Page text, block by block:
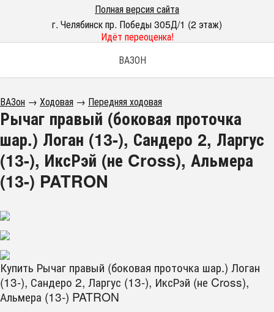
Полная версия сайта
г. Челябинск пр. Победы 305Д/1 (2 этаж)
Идёт переоценка!
ВАЗОН
ВАЗон → Ходовая → Передняя ходовая
Рычаг правый (боковая проточка
шар.) Логан (13-), Сандеро 2, Ларгус
(13-), ИксРэй (не Cross), Альмера
(13-) PATRON
Купить Рычаг правый (боковая проточка шар.) Логан
(13-), Сандеро 2, Ларгус (13-), ИксРэй (не Cross),
Альмера (13-) PATRON